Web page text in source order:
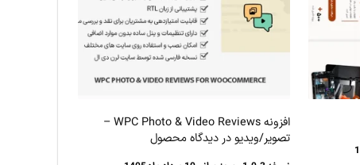
افزونه WPC Photo & Video Reviews –
تصویر/ویدیو در دیدگاه محصول